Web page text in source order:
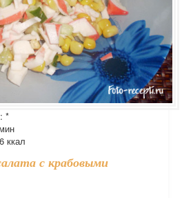
*
ккал
с крабовыми